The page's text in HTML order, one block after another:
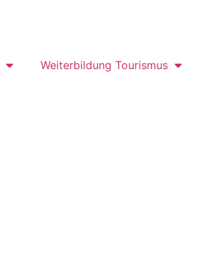
Weiterbildung Tourismus